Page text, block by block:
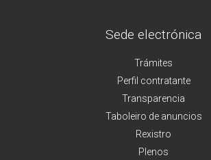
Sede electrónica
Trámites
Perfil contratante
Transparencia
Taboleiro de anuncios
Rexistro
Plenos